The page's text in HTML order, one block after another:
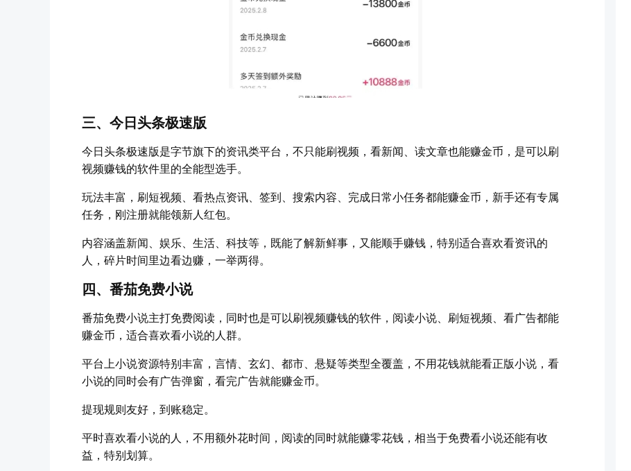
三、今日头条极速版
今日头条极速版是字节旗下的资讯类平台，不只能刷视频，看新闻、读文章也能赚金币，是可以刷
视频赚钱的软件里的全能型选手。
玩法丰富，刷短视频、看热点资讯、签到、搜索内容、完成日常小任务都能赚金币，新手还有专属
任务，刚注册就能领新人红包。
内容涵盖新闻、娱乐、生活、科技等，既能了解新鲜事，又能顺手赚钱，特别适合喜欢看资讯的
人，碎片时间里边看边赚，一举两得。
四、番茄免费小说
番茄免费小说主打免费阅读，同时也是可以刷视频赚钱的软件，阅读小说、刷短视频、看广告都能
赚金币，适合喜欢看小说的人群。
平台上小说资源特别丰富，言情、玄幻、都市、悬疑等类型全覆盖，不用花钱就能看正版小说，看
小说的同时会有广告弹窗，看完广告就能赚金币。
提现规则友好，到账稳定。
平时喜欢看小说的人，不用额外花时间，阅读的同时就能赚零花钱，相当于免费看小说还能有收
益，特别划算。